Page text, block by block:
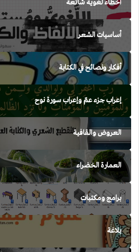
أخطاء لغوية شائعة
أساسيات الشعر
أفكار ونصائح في الكتابة
إعراب جزء عمّ وإعراب سورة نوح
العروض والقافية
العمارة الخضراء
برامج ومكتبات
بلاغة